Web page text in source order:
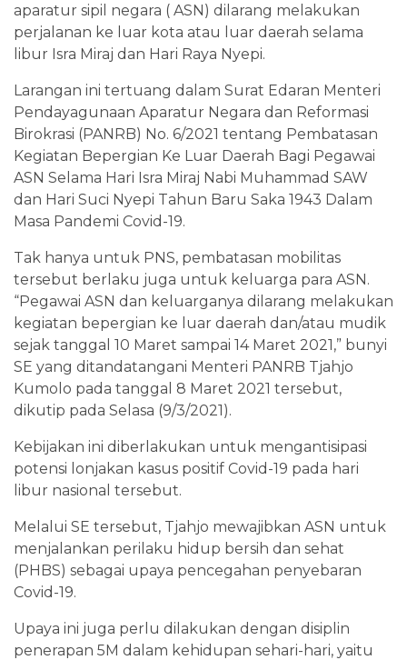
aparatur sipil negara ( ASN) dilarang melakukan
perjalanan ke luar kota atau luar daerah selama
libur Isra Miraj dan Hari Raya Nyepi.
Larangan ini tertuang dalam Surat Edaran Menteri
Pendayagunaan Aparatur Negara dan Reformasi
Birokrasi (PANRB) No. 6/2021 tentang Pembatasan
Kegiatan Bepergian Ke Luar Daerah Bagi Pegawai
ASN Selama Hari Isra Miraj Nabi Muhammad SAW
dan Hari Suci Nyepi Tahun Baru Saka 1943 Dalam
Masa Pandemi Covid-19.
Tak hanya untuk PNS, pembatasan mobilitas
tersebut berlaku juga untuk keluarga para ASN.
“Pegawai ASN dan keluarganya dilarang melakukan
kegiatan bepergian ke luar daerah dan/atau mudik
sejak tanggal 10 Maret sampai 14 Maret 2021,” bunyi
SE yang ditandatangani Menteri PANRB Tjahjo
Kumolo pada tanggal 8 Maret 2021 tersebut,
dikutip pada Selasa (9/3/2021).
Kebijakan ini diberlakukan untuk mengantisipasi
potensi lonjakan kasus positif Covid-19 pada hari
libur nasional tersebut.
Melalui SE tersebut, Tjahjo mewajibkan ASN untuk
menjalankan perilaku hidup bersih dan sehat
(PHBS) sebagai upaya pencegahan penyebaran
Covid-19.
Upaya ini juga perlu dilakukan dengan disiplin
penerapan 5M dalam kehidupan sehari-hari, yaitu